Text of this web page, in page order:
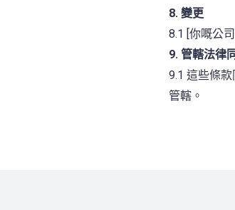
8. 變更
8.1 [你嘅公
9. 管轄法律
9.1 這些條
管轄。